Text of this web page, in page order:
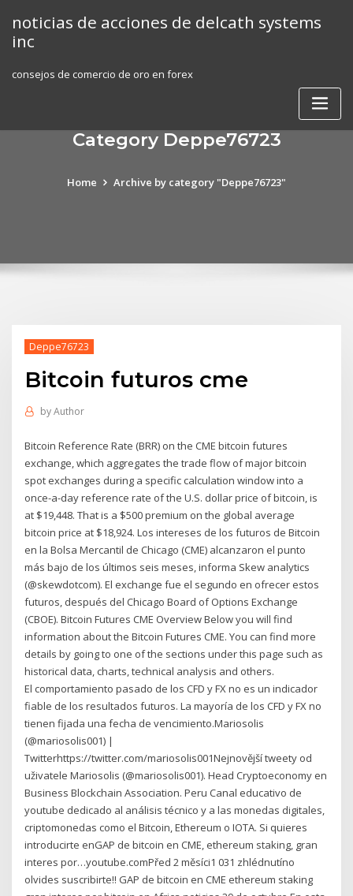
content
noticias de acciones de delcath systems
inc
consejos de comercio de oro en forex
Category Deppe76723
Home Archive by category "Deppe76723"
Deppe76723
Bitcoin futuros cme
byAuthor
Bitcoin Reference Rate (BRR) on the CME bitcoin futures
exchange, which aggregates the trade flow of major bitcoin
spot exchanges during a specific calculation window into a
once-a-day reference rate of the U.S. dollar price of bitcoin, is
at $19,448. That is a $500 premium on the global average
bitcoin price at $18,924. Los intereses de los futuros de Bitcoin
en la Bolsa Mercantil de Chicago (CME) alcanzaron el punto
más bajo de los últimos seis meses, informa Skew analytics
(@skewdotcom). El exchange fue el segundo en ofrecer estos
futuros, después del Chicago Board of Options Exchange
(CBOE). Bitcoin Futures CME Overview Below you will find
information about the Bitcoin Futures CME. You can find more
details by going to one of the sections under this page such as
historical data, charts, technical analysis and others.
El comportamiento pasado de los CFD y FX no es un indicador
fiable de los resultados futuros. La mayoría de los CFD y FX no
tienen fijada una fecha de vencimiento.Mariosolis
(@mariosolis001) |
Twitterhttps://twitter.com/mariosolis001Nejnovější tweety od
uživatele Mariosolis (@mariosolis001). Head Cryptoeconomy en
Business Blockchain Association. Peru Canal educativo de
youtube dedicado al análisis técnico y a las monedas digitales,
criptomonedas como el Bitcoin, Ethereum o IOTA. Si quieres
introducirte enGAP de bitcoin en CME, ethereum staking, gran
interes por…youtube.comPřed 2 měsíci1 031 zhlédnutíno
olvides suscribirte!! GAP de bitcoin en CME ethereum staking